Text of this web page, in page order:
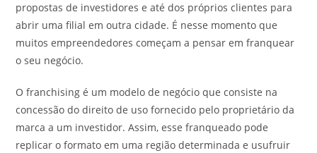
propostas de investidores e até dos próprios clientes para
abrir uma filial em outra cidade. É nesse momento que
muitos empreendedores começam a pensar em franquear
o seu negócio.
O franchising é um modelo de negócio que consiste na
concessão do direito de uso fornecido pelo proprietário da
marca a um investidor. Assim, esse franqueado pode
replicar o formato em uma região determinada e usufruir